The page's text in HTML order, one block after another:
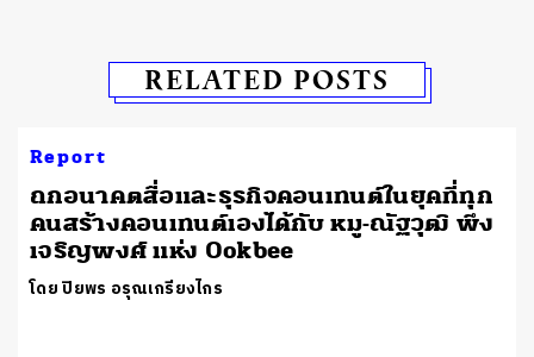
RELATED POSTS
Report
ถกอนาคตสื่อและธุรกิจคอนเทนต์ในยุคที่ทุก
คนสร้างคอนเทนต์เองได้กับ หมู-ณัฐวุฒิ พึง
เจริญพงศ์ แห่ง Ookbee
โดย ปิยพร อรุณเกรียงไกร